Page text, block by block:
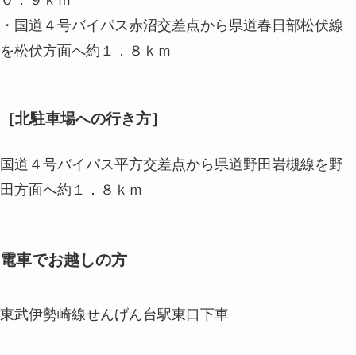
・国道４号バイパス赤沼交差点から県道春日部松伏線
を松伏方面へ約１．８ｋｍ
［北駐車場への行き方］
国道４号バイパス平方交差点から県道野田岩槻線を野
田方面へ約１．８ｋｍ
電車でお越しの方
東武伊勢崎線せんげん台駅東口下車